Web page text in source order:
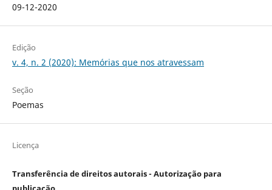
09-12-2020
Edição
v. 4, n. 2 (2020): Memórias que nos atravessam
Seção
Poemas
Licença
Transferência de direitos autorais - Autorização para